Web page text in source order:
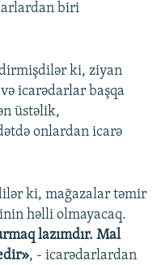
biri
ki, ziyan
icarədarlar başqa
üstəlik,
onlardan icarə
ki, mağazalar təmir
həlli olmayacaq.
lazımdır. Mal
, - icarədarlardan